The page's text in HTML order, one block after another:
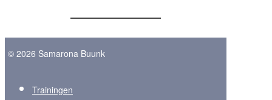
© 2026 Samarona Buunk
Trainingen